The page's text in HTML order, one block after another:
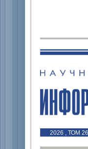
2026 , ТОМ